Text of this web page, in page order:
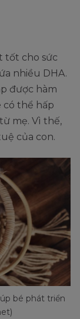
tốt cho sức
nhiều DHA.
được hàm
có thể hấp
mẹ. Vì thế,
của con.
bé phát triển